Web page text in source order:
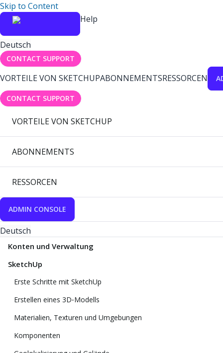
Skip to Content
Help
Deutsch
CONTACT SUPPORT
VORTEILE VON SKETCHUPABONNEMENTSRESSORCEN
CONTACT SUPPORT
VORTEILE VON SKETCHUP
ABONNEMENTS
RESSORCEN
ADMIN CONSOLE
Deutsch
Konten und Verwaltung
SketchUp
Erste Schritte mit SketchUp
Erstellen eines 3D‑Modells
Materialien, Texturen und Umgebungen
Komponenten